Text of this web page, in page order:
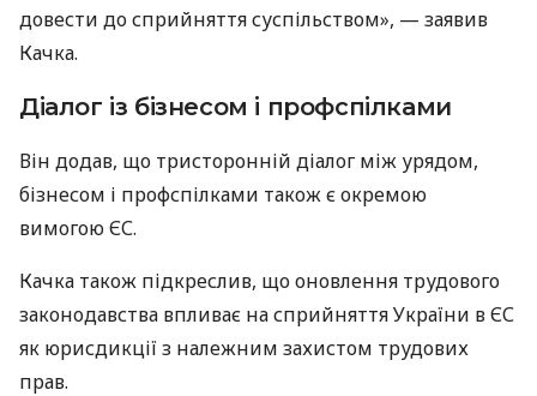
довести до сприйняття суспільством», — заявив
Качка.
Діалог із бізнесом і профспілками
Він додав, що тристоронній діалог між урядом,
бізнесом і профспілками також є окремою
вимогою ЄС.
Качка також підкреслив, що оновлення трудового
законодавства впливає на сприйняття України в ЄС
як юрисдикції з належним захистом трудових
прав.